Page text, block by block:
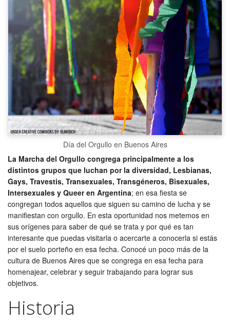
Día del Orgullo en Buenos Aires
La Marcha del Orgullo congrega principalmente a los
distintos grupos que luchan por la diversidad, Lesbianas,
Gays, Travestis, Transexuales, Transgéneros, Bisexuales,
Intersexuales y Queer en Argentina; en esa fiesta se
congregan todos aquellos que siguen su camino de lucha y se
manifiestan con orgullo. En esta oportunidad nos metemos en
sus orígenes para saber de qué se trata y por qué es tan
interesante que puedas visitarla o acercarte a conocerla si estás
por el suelo porteño en esa fecha. Conocé un poco más de la
cultura de Buenos Aires que se congrega en esa fecha para
homenajear, celebrar y seguir trabajando para lograr sus
objetivos.
Historia